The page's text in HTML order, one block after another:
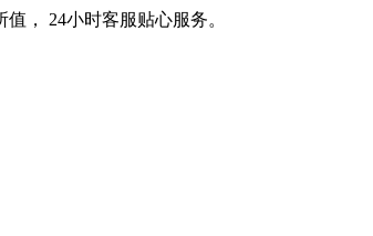
， 24小时客服贴心服务。